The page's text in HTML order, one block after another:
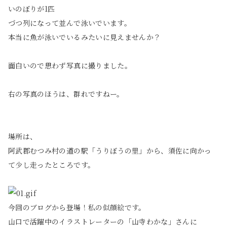
いのぼりが1匹
づつ列になって並んで泳いでいます。
本当に魚が泳いでいるみたいに見えませんか？
面白いので思わず写真に撮りました。
右の写真のほうは、群れですねー。
場所は、
阿武郡むつみ村の道の駅「うりぼうの里」から、須佐に向かっ
て少し走ったところです。
今回のブログから登場！私の似顔絵です。
山口で活躍中のイラストレーターの「山寺わかな」さんに